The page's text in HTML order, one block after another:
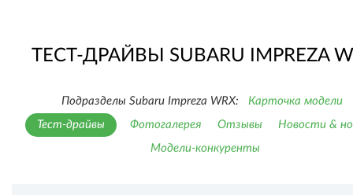
ТЕСТ-ДРАЙВЫ SUBARU IMPREZA
Подразделы Subaru Impreza WRX:
Карточка модели
Тест-драйвы
Фотогалерея Отзывы
Новости &
Модели-конкуренты